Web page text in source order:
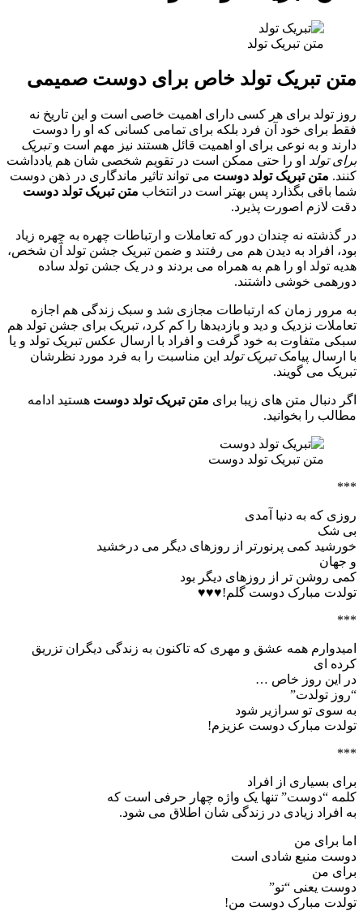
متن تبریک تولد
متن تبریک تولد خاص برای دوست صمیمی
روز تولد برای هر کسی دارای اهمیت خاصی است و این تاریخ نه
فقط برای خود آن فرد بلکه برای تمامی کسانی که او را دوست
دارند و به نوعی برای او اهمیت قائل هستند نیز مهم است وتبریک
برای تولد او را حتی ممکن است در تقویم شخصی شان هم یادداشت
کنند. متن تبریک تولد دوست می تواند تاثیر ماندگاری در ذهن دوست
شما باقی بگذارد پس بهتر است در انتخاب متن تبریک تولد دوست
دقت لازم اصورت پذیرد.
در گذشته نه چندان دور که تعاملات و ارتباطات چهره به چهره زیاد
بود، افراد به دیدن هم می رفتند و ضمن تبریک جشن تولد آن شخص،
هدیه تولد او را هم به همراه می بردند و در یک جشن تولد ساده
دورهمی خوشی داشتند.
به مرور زمان که ارتباطات مجازی شد و سبک زندگی هم اجازه
تعاملات نزدیک و دید و بازدیدها را کم کرد، تبریک برای جشن تولد هم
سبکی متفاوت به خود گرفت و افراد با ارسال عکس تبریک تولد و یا
با ارسال پیامکتبریک تولد این مناسبت را به فرد مورد نظرشان
تبریک می گویند.
اگر دنبال متن های زیبا برای متن تبریک تولد دوست هستید ادامه
مطالب را بخوانید.
متن تبریک تولد دوست
***
روزی که به دنیا آمدی
بی شک
خورشید کمی پرنورتر از روزهای دیگر می درخشید
و جهان
کمی روشن تر از روزهای دیگر بود
تولدت مبارک دوست گلم!♥️♥️♥
***
امیدوارم همه عشق و مهری که تاکنون به زندگی دیگران تزریق
کرده ای
در این روز خاص …
“روز تولدت”
به سوی تو سرازیر شود
تولدت مبارک دوست عزیزم!
***
برای بسیاری از افراد
کلمه “دوست” تنها یک واژه چهار حرفی است که
به افراد زیادی در زندگی شان اطلاق می شود.
اما برای من
دوست منبع شادی است
برای من
دوست یعنی “تو”
تولدت مبارک دوست من!